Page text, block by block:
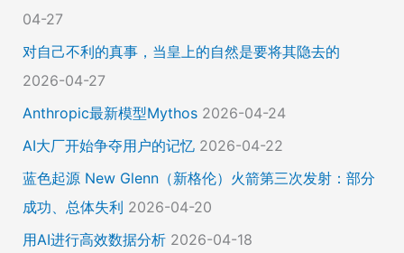
04-27
对自己不利的真事，当皇上的自然是要将其隐去的
2026-04-27
Anthropic最新模型Mythos 2026-04-24
AI大厂开始争夺用户的记忆 2026-04-22
蓝色起源 New Glenn（新格伦）火箭第三次发射：部分
成功、总体失利 2026-04-20
用AI进行高效数据分析 2026-04-18